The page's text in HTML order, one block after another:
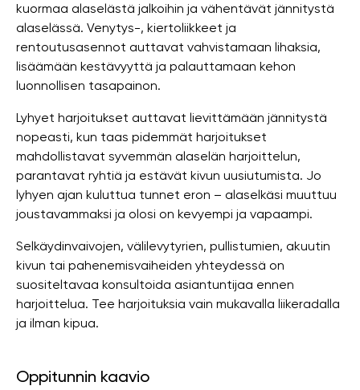
kuormaa alaselästä jalkoihin ja vähentävät jännitystä
alaselässä. Venytys-, kiertoliikkeet ja
rentoutusasennot auttavat vahvistamaan lihaksia,
lisäämään kestävyyttä ja palauttamaan kehon
luonnollisen tasapainon.
Lyhyet harjoitukset auttavat lievittämään jännitystä
nopeasti, kun taas pidemmät harjoitukset
mahdollistavat syvemmän alaselän harjoittelun,
parantavat ryhtiä ja estävät kivun uusiutumista. Jo
lyhyen ajan kuluttua tunnet eron – alaselkäsi muuttuu
joustavammaksi ja olosi on kevyempi ja vapaampi.
Selkäydinvaivojen, välilevytyrien, pullistumien, akuutin
kivun tai pahenemisvaiheiden yhteydessä on
suositeltavaa konsultoida asiantuntijaa ennen
harjoittelua. Tee harjoituksia vain mukavalla liikeradalla
ja ilman kipua.
Oppitunnin kaavio